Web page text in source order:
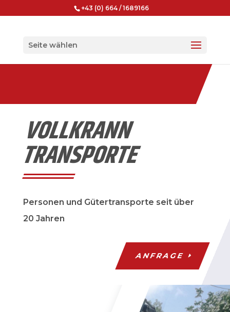
+43 (0) 664 / 1689166
Seite wählen
VOLLKRANN
TRANSPORTE
Personen und Gütertransporte seit über
20 Jahren
ANFRAGE